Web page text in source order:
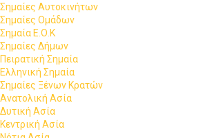
Σημαίες Αυτοκινήτων
Σημαίες Ομάδων
Σημαία Ε.Ο.Κ
Σημαίες Δήμων
Πειρατική Σημαία
Ελληνική Σημαία
Σημαίες Ξένων Κρατών
Ανατολική Ασία
Δυτική Ασία
Κεντρική Ασία